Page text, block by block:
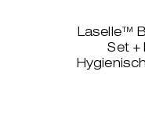
Laselle™
Set